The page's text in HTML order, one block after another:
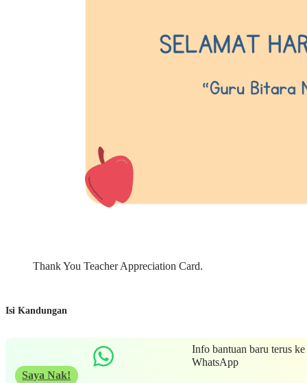
Thank You Teacher Appreciation Card.
Isi Kandungan
Info bantuan baru terus ke
WhatsApp
Saya Nak!